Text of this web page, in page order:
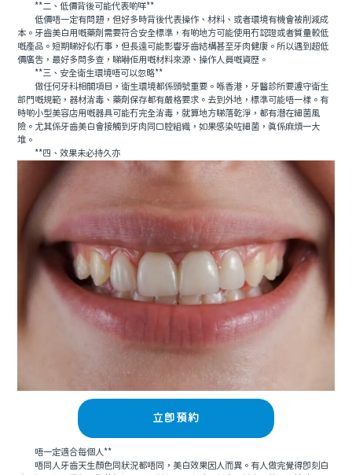
**二、低價背後可能代表啲咩**
低價唔一定有問題，但好多時背後代表操作、材料、或者環境有機會被削減成
本。牙齒美白用嘅藥劑需要符合安全標準，有啲地方可能使用冇認證或者質量較低
嘅產品。短期睇好似冇事，但長遠可能影響牙齒結構甚至牙肉健康。所以遇到超低
價廣告，最好多問多查，睇嚇佢用嘅材料來源、操作人員嘅資歷。
**三、安全衛生環境唔可以忽略**
做任何牙科相關項目，衛生環境都係頭號重要。喺香港，牙醫診所要遵守衛生
部門嘅規範，器材消毒、藥劑保存都有嚴格要求。去到外地，標準可能唔一樣。有
時啲小型美容店用嘅器具可能冇完全消毒，就算地方睇落乾淨，都有潛在細菌風
險。尤其係牙齒美白會接觸到牙肉同口腔組織，如果感染咗細菌，真係麻煩一大
堆。
**四、效果未必持久亦
立即預約
唔一定適合每個人**
唔同人牙齒天生顏色同狀況都唔同，美白效果因人而異。有人做完覺得即刻白